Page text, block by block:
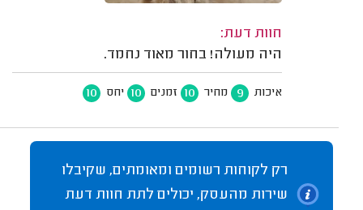
חוות דעת:
היה מעולה! בחור מאוד נחמד.
איכות 9 מחיר 10 זמנים 10 יחס 10
רק לקוחות רשומים ומאומתים, שקיבלו
שירות מהעסק, יכולים לתת חוות דעת